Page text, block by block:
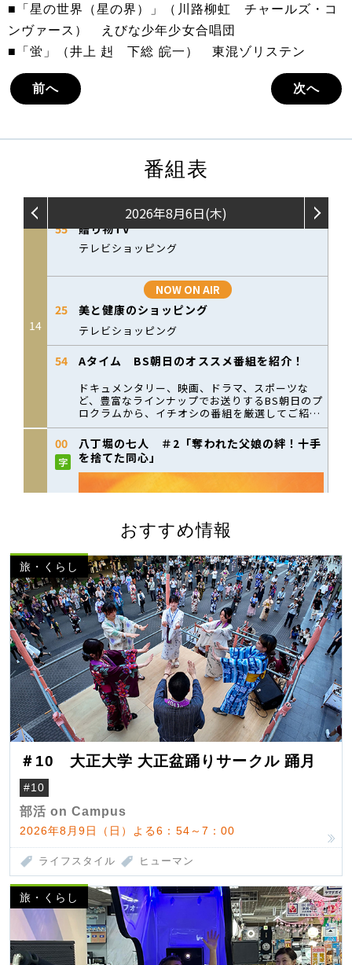
■「星の世界（星の界）」（川路柳虹 チャールズ・コ
ンヴァース） えびな少年少女合唱団
■「蛍」（井上 赳 下総 皖一） 東混ゾリステン
前へ 次へ
番組表
おすすめ情報
旅・くらし
＃10 大正大学 大正盆踊りサークル 踊月
#10
部活 on Campus
2026年8月9日（日）よる6：54～7：00
ライフスタイル ヒューマン
旅・くらし